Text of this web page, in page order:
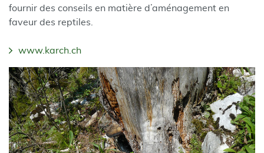
fournir des conseils en matière d’aménagement en
faveur des reptiles.
www.karch.ch